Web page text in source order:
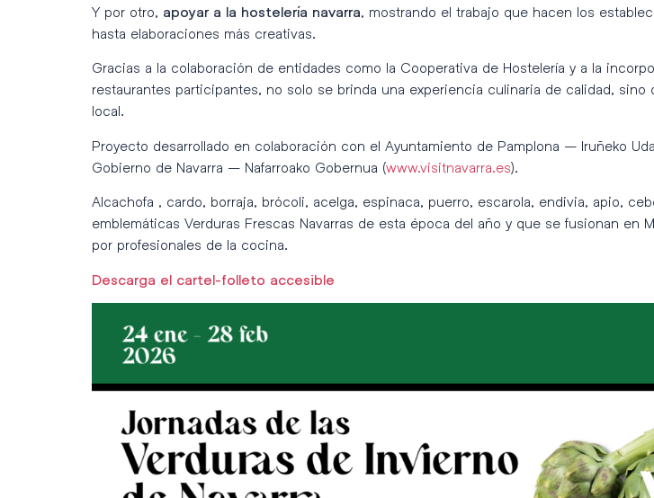
Y por otro, apoyar a la hostelería navarra, mostrando el trabajo que hacen los
hasta elaboraciones más creativas.
Gracias a la colaboración de entidades como la Cooperativa de Hostelería y a la
restaurantes participantes, no solo se brinda una experiencia culinaria de calidad,
local.
Proyecto desarrollado en colaboración con el Ayuntamiento de Pamplona – Iruñeko
Gobierno de Navarra – Nafarroako Gobernua (www.visitnavarra.es).
Alcachofa , cardo, borraja, brócoli, acelga, espinaca, puerro, escarola, endivia, apio,
emblemáticas Verduras Frescas Navarras de esta época del año y que se fusionan
por profesionales de la cocina.
Descarga el cartel-folleto accesible